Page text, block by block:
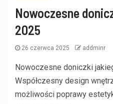
Nowoczesne
2025
26 czerwca 2025 addminr
Nowoczesne doniczki
Współczesny design
możliwości poprawy